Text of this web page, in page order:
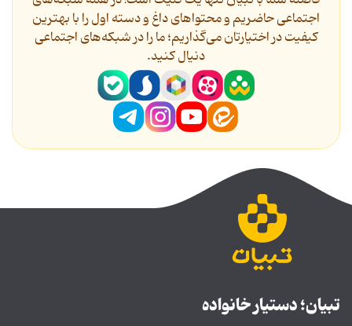
اجتماعی حاضریم و محتواهای داغ و دسته اول را با بهترین
کیفیت در اختیارتان می‌گذاریم؛ ما را در شبکه‌های اجتماعی
دنیال کنید.
تبیان؛ دستیار خانواده